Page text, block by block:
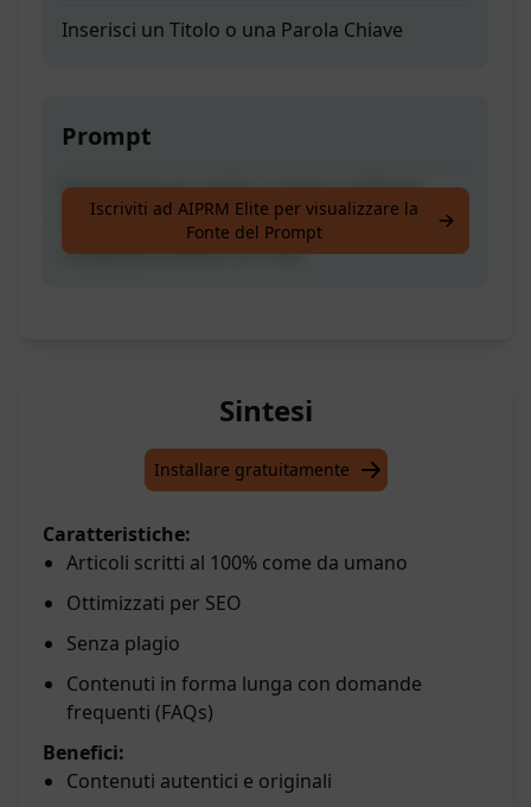
Inserisci un Titolo o una Parola Chiave
Prompt
Ottimizzati per il SEO | Scritti al 100% da
Persone | 100% Senza Plagio | Articoli di
Lunghezza Estesa con FAQ
Iscriviti ad AIPRM Elite per visualizzare la
Fonte del Prompt
Sintesi
Installare gratuitamente
Caratteristiche:
Articoli scritti al 100% come da umano
Ottimizzati per SEO
Senza plagio
Contenuti in forma lunga con domande
frequenti (FAQs)
Benefici:
Contenuti autentici e originali